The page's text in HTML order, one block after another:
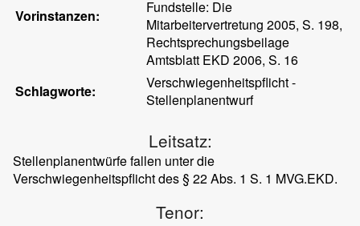
Vorinstanzen:
Fundstelle: Die
Mitarbeitervertretung 2005, S. 198,
Rechtsprechungsbeilage
Amtsblatt EKD 2006, S. 16
Schlagworte:
Verschwiegenheitspflicht -
Stellenplanentwurf
Leitsatz:
Stellenplanentwürfe fallen unter die
Verschwiegenheitspflicht des § 22 Abs. 1 S. 1 MVG.EKD.
Tenor: